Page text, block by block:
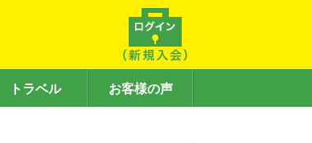
トラベル お客様の声